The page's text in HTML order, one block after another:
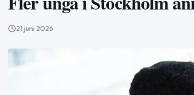
21 juni 2026